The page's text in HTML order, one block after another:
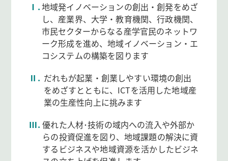
Ⅰ.地域発イノベーションの創出・創発をめざ
し、産業界、大学・教育機関、行政機関、
市民セクターからなる産学官民のネットワ
ーク形成を進め、地域イノベーション・エ
コシステムの構築を図ります
Ⅱ. だれもが起業・創業しやすい環境の創出
をめざすとともに、ICTを活用した地域産
業の生産性向上に挑みます
Ⅲ. 優れた人材･技術の域内への流入や外部か
らの投資促進を図り、地域課題の解決に資
するビジネスや地域資源を活かしたビジネ